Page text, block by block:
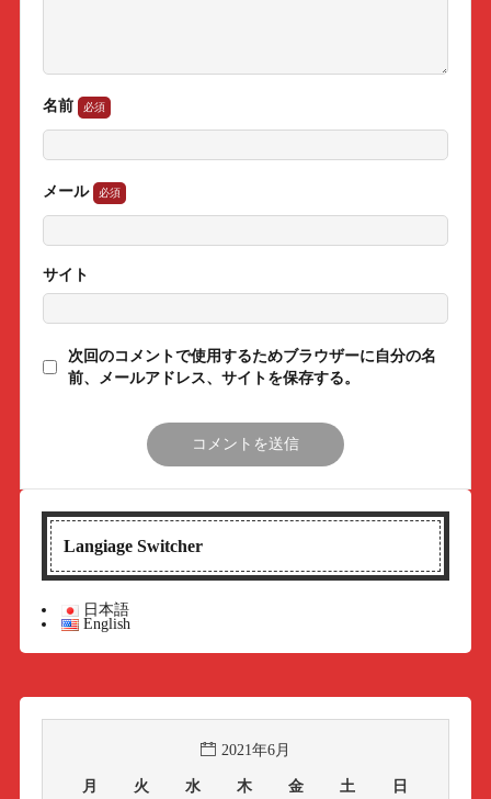
名前
メール
サイト
次回のコメントで使用するためブラウザーに自分の名
前、メールアドレス、サイトを保存する。
Langiage Switcher
日本語
English
2021年6月
月 火 水 木 金 土 日